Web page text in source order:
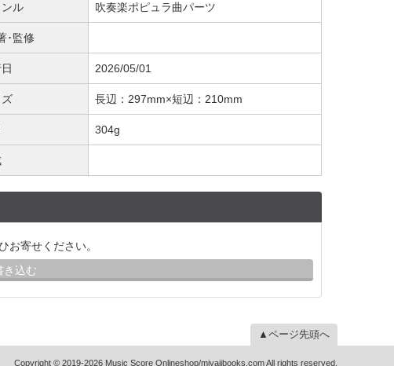
ル 吹奏楽ポピュラ曲パーツ
･監修
2026/05/01
長辺：297mm×短辺：210mm
304g
お寄せください。
き込む
▲ページ先頭へ
Copyright © 2019-2026 Music Score Onlineshop/miyajibooks.com All rights reserved.